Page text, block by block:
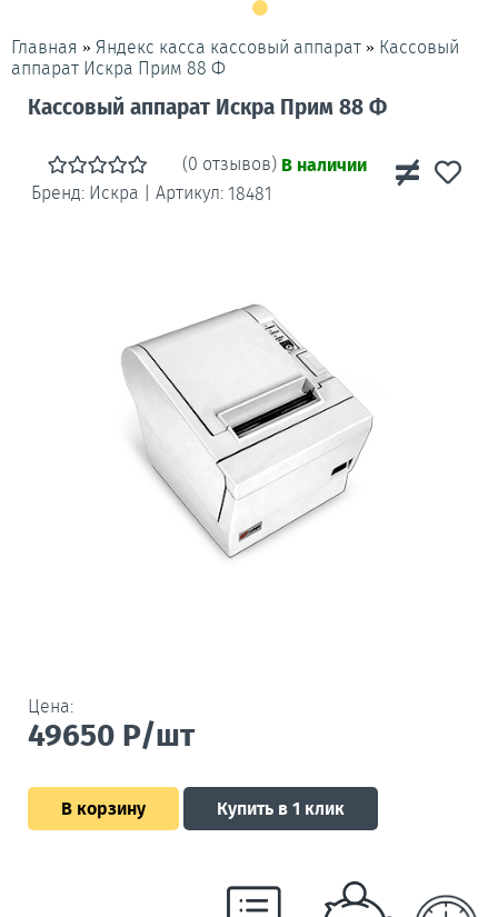
Главная » Яндекс касса кассовый аппарат » Кассовый
аппарат Искра Прим 88 Ф
Кассовый аппарат Искра Прим 88 Ф
(0 отзывов) В наличии
Бренд: Искра Артикул: 18481
Цена:
49650 Р/шт
В корзину Купить в 1 клик